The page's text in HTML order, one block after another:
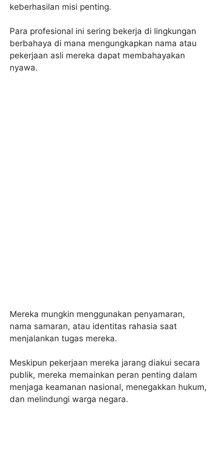
keberhasilan misi penting.
Para profesional ini sering bekerja di lingkungan
berbahaya di mana mengungkapkan nama atau
pekerjaan asli mereka dapat membahayakan
nyawa.
Mereka mungkin menggunakan penyamaran,
nama samaran, atau identitas rahasia saat
menjalankan tugas mereka.
Meskipun pekerjaan mereka jarang diakui secara
publik, mereka memainkan peran penting dalam
menjaga keamanan nasional, menegakkan hukum,
dan melindungi warga negara.